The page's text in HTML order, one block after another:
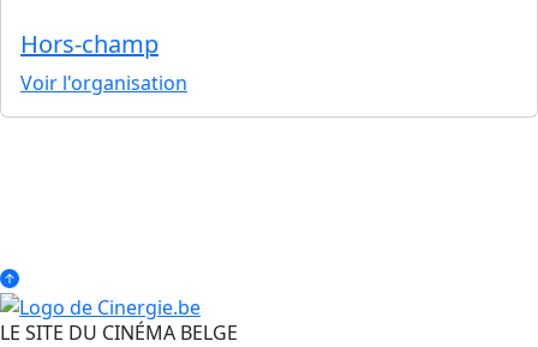
Hors-champ
Voir l'organisation
LE SITE DU CINÉMA BELGE